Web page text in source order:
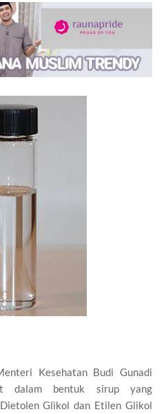
Kesehatan Budi Gunadi
dalam bentuk sirup yang
Glikol dan Etilen Glikol